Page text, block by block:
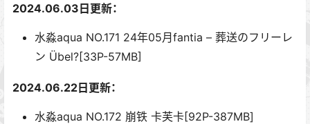
2024.06.03日更新：
水淼aqua NO.171 24年05月fantia – 葬送のフリーレ
ン Übel?[33P-57MB]
2024.06.22日更新：
水淼aqua NO.172 崩铁 卡芙卡[92P-387MB]